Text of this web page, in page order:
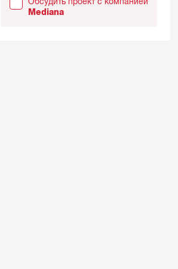
Mediana